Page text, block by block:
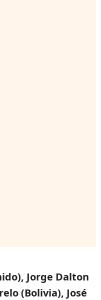
Jorge Dalton
(Bolivia), José